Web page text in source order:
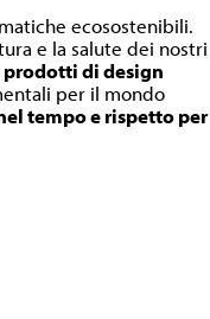
ecosostenibili.
e la salute dei nostri
prodotti di design
per il mondo
tempo e rispetto per